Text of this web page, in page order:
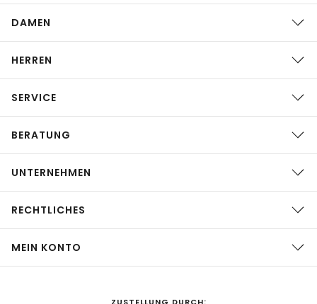
DAMEN
HERREN
SERVICE
BERATUNG
UNTERNEHMEN
RECHTLICHES
MEIN KONTO